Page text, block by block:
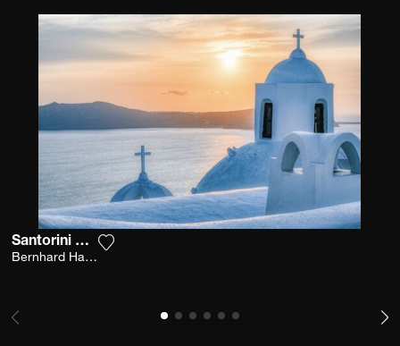
Santorini Blues
Bernhard Hartmann